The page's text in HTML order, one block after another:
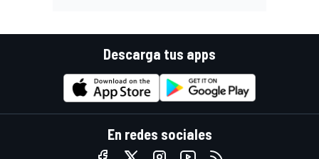
Descarga tus apps
En redes sociales